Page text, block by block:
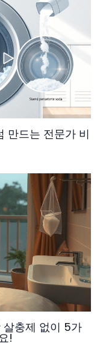
만드는 전문가 비
살충제 없이 5가
!